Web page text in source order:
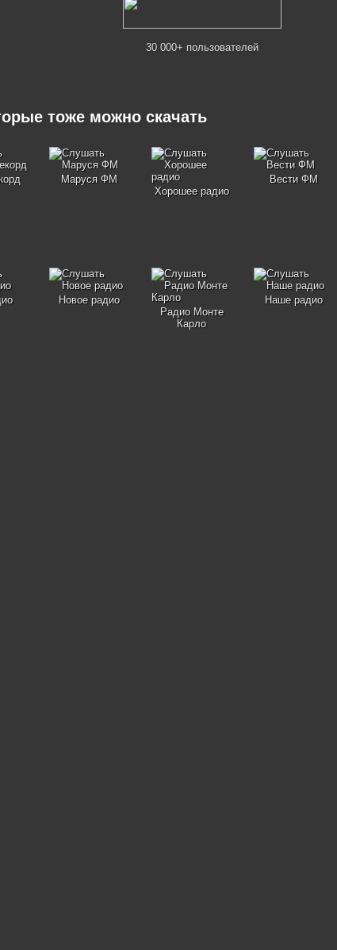
30 000+ пользователей
тоже можно скачать
Маруся ФМ
Хорошее радио
Вести ФМ
Новое радио
Радио Монте
Карло
Наше радио